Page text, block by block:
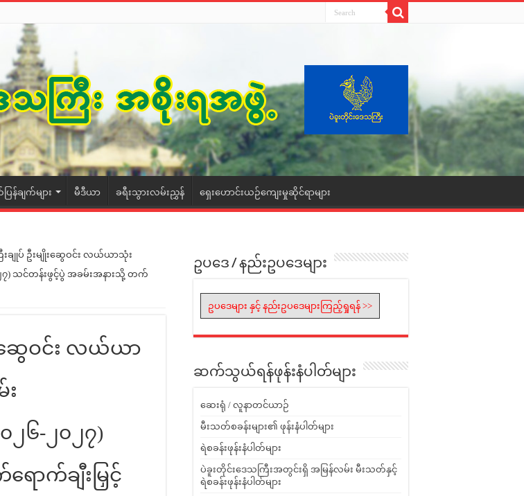
န်ချက်များ မီဒီယာ ခရီးသွားလမ်းညွှန် ရှေးဟောင်းယဉ်ကျေးမှုဆိုင်ရာများ
းချုပ် ဦးမျိုးဆွေဝင်း လယ်ယာသုံး
) သင်တန်းဖွင့်ပွဲ အခမ်းအနားသို့ တက်
ဆွေဝင်း လယ်ယာ
၆-၂၀၂၇)
ာက်ချီးမြှင့်
ဥပဒေ / နည်းဥပဒေများ
ဥပဒေများ နှင့် နည်းဥပဒေများကြည့်ရှုရန် >>
ဆက်သွယ်ရန်ဖုန်းနံပါတ်များ
ဆေးရုံ / လူနာတင်ယာဉ်
မီးသတ်စခန်းများ၏ ဖုန်းနံပါတ်များ
ရဲစခန်းဖုန်းနံပါတ်များ
ပဲခူးတိုင်းဒေသကြီးအတွင်းရှိ အမြန်လမ်း မီးသတ်နှင့်
ရဲစခန်းဖုန်းနံပါတ်များ